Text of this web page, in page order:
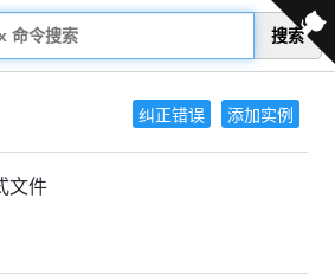
搜索
纠正错误 添加实例
文件